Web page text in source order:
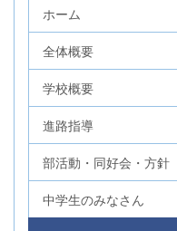
ホーム
全体概要
学校概要
進路指導
部活動・同好会・方針
中学生のみなさん